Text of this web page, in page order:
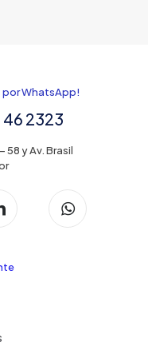
WhatsApp!
46 2323
58 y Av. Brasil